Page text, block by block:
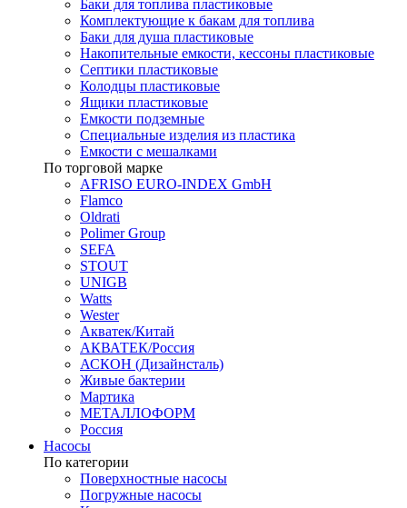
Баки для топлива пластиковые
Комплектующие к бакам для топлива
Баки для душа пластиковые
Накопительные емкости, кессоны пластиковые
Септики пластиковые
Колодцы пластиковые
Ящики пластиковые
Емкости подземные
Специальные изделия из пластика
Емкости с мешалками
По торговой марке
AFRISO EURO-INDEX GmbH
Flamco
Oldrati
Polimer Group
SEFA
STOUT
UNIGB
Watts
Wester
Акватек/Китай
АКВАТЕК/Россия
АСКОН (Дизайнсталь)
Живые бактерии
Мартика
МЕТАЛЛОФОРМ
Россия
Насосы
По категории
Поверхностные насосы
Погружные насосы